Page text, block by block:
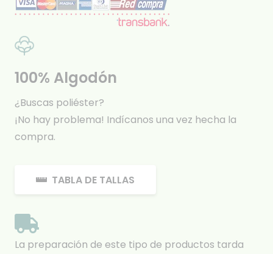
100% Algodón
¿Buscas poliéster?
¡No hay problema! Indícanos una vez hecha la
compra.
TABLA DE TALLAS
La preparación de este tipo de productos tarda